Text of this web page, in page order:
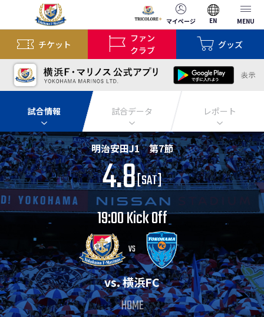
マイページ EN MENU
チケット
ファン
クラブ
グッズ
試合情報 試合データ レポート
明治安田J1 第7節
4.8[SAT]
19:00 Kick Off
VS
vs. 横浜FC
HOME